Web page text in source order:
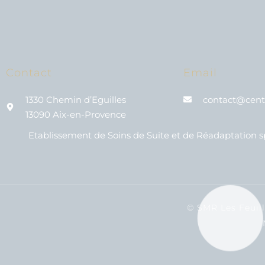
Contact
1330 Chemin d’Eguilles
13090 Aix-en-Provence
Email
Etablissement de Soins de Suite et de Réadaptation
© SMR Les